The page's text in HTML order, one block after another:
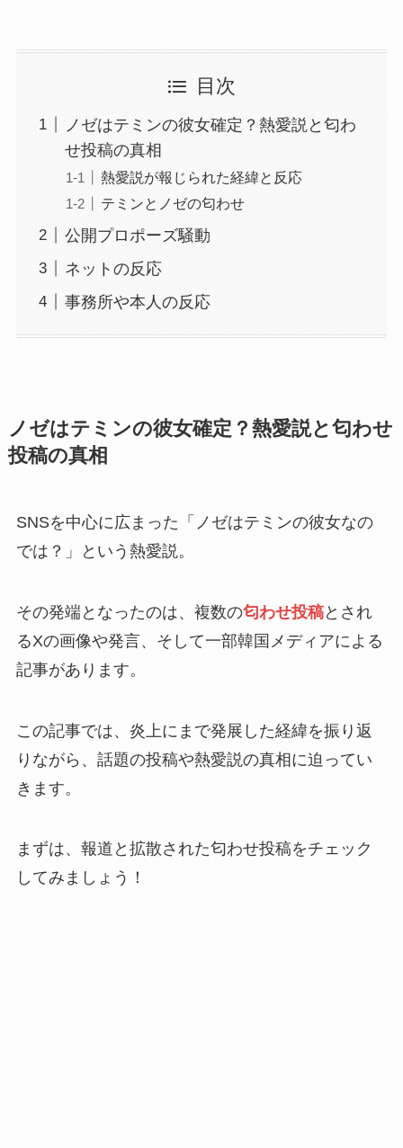
目次
ノゼはテミンの彼女確定？熱愛説と匂わ
せ投稿の真相
熱愛説が報じられた経緯と反応
テミンとノゼの匂わせ
公開プロポーズ騒動
ネットの反応
事務所や本人の反応
ノゼはテミンの彼女確定？熱愛説と匂わせ
投稿の真相
SNSを中心に広まった「ノゼはテミンの彼女なの
では？」という熱愛説。
その発端となったのは、複数の匂わせ投稿とされ
るXの画像や発言、そして一部韓国メディアによる
記事があります。
この記事では、炎上にまで発展した経緯を振り返
りながら、話題の投稿や熱愛説の真相に迫ってい
きます。
まずは、報道と拡散された匂わせ投稿をチェック
してみましょう！